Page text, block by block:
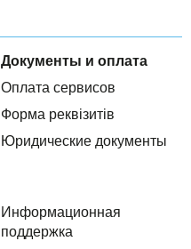
Документы и оплата
Оплата сервисов
Форма реквізитів
Юридические документы
Информационная
поддержка